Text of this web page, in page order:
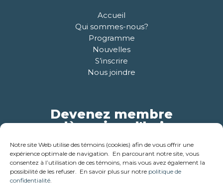
Notre site Web utilise des témoins (cookies) afin de vous offrir une
expérience optimale de navigation. En parcourant notre site, vous
consentez à l’utilisation de ces témoins, mais vous avez également la
possibilité de les refuser. En savoir plus sur notre politique de
confidentialité.
Accueil
Qui sommes-nous?
Programme
Nouvelles
S’inscrire
Nous joindre
Devenez membre
dès aujourd'hui
Pour plus d'informations